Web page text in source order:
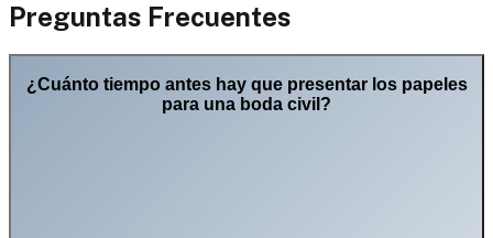
Preguntas Frecuentes
¿Cuánto tiempo antes hay que presentar los papeles
para una boda civil?